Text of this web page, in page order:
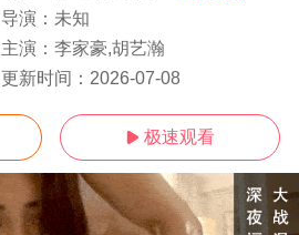
导演： 未知
主演： 李家豪,胡艺瀚
更新时间： 2026-07-08
 极速观看